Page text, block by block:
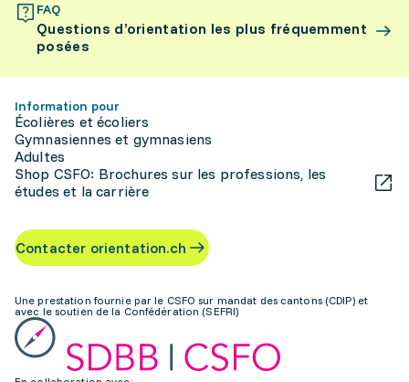
FAQ
Questions d’orientation les plus fréquemment
posées
Information pour
Écolières et écoliers
Gymnasiennes et gymnasiens
Adultes
Shop CSFO: Brochures sur les professions, les
études et la carrière
Contacter orientation.ch
Une prestation fournie par le CSFO sur mandat des cantons (CDIP) et
avec le soutien de la Confédération (SEFRI)